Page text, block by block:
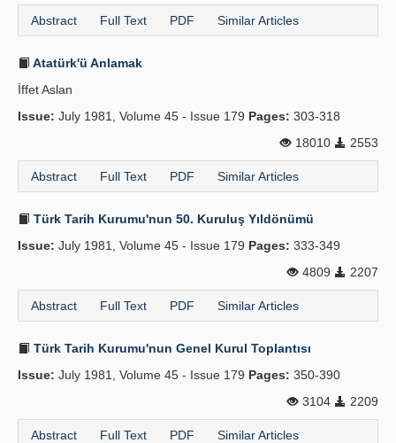
Abstract Full Text PDF Similar Articles
Atatürk'ü Anlamak
İffet Aslan
Issue: July 1981, Volume 45 - Issue 179 Pages: 303-318
18010
2553
Abstract Full Text PDF Similar Articles
Türk Tarih Kurumu'nun 50. Kuruluş Yıldönümü
Issue: July 1981, Volume 45 - Issue 179 Pages: 333-349
4809
2207
Abstract Full Text PDF Similar Articles
Türk Tarih Kurumu'nun Genel Kurul Toplantısı
Issue: July 1981, Volume 45 - Issue 179 Pages: 350-390
3104
2209
Abstract Full Text PDF Similar Articles